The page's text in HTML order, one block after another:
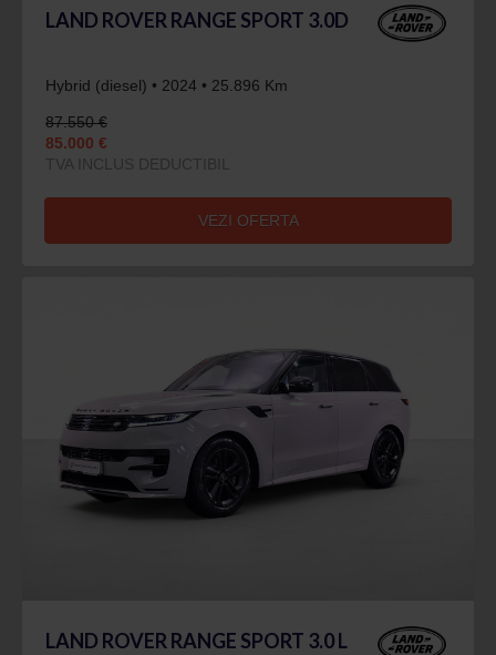
LAND ROVER RANGE SPORT 3.0D
Hybrid (diesel) • 2024 • 25.896 Km
87.550 €
85.000 €
TVA INCLUS DEDUCTIBIL
VEZI OFERTA
LAND ROVER RANGE SPORT 3.0 L